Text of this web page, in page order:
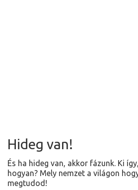
Hideg van!
És ha hideg van, akkor fázunk. Ki
hogyan? Mely nemzet a világon
megtudod!